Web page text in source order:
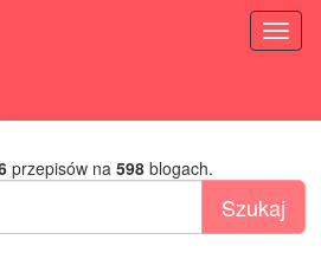
przepisów na 598blogach.